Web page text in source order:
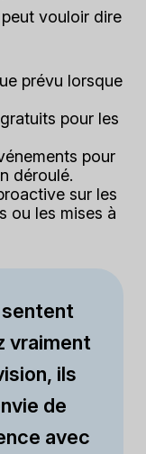
vouloir dire
prévu lorsque
pour les
pour
déroulé.
sur les
ou les mises à
vraiment
ils
de
avec